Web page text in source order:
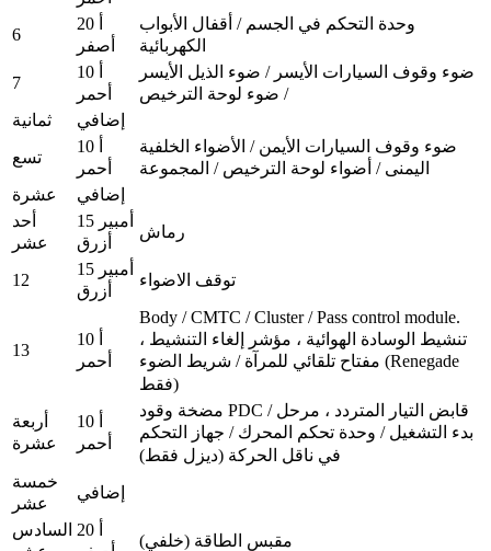
6
20 أ
أصفر
وحدة التحكم في الجسم / أقفال الأبواب
الكهربائية
7
10 أ
أحمر
ضوء وقوف السيارات الأيسر / ضوء الذيل الأيسر
/ ضوء لوحة الترخيص
ثمانية
إضافي
تسع
10 أ
أحمر
ضوء وقوف السيارات الأيمن / الأضواء الخلفية
اليمنى / أضواء لوحة الترخيص / المجموعة
عشرة
إضافي
أحد
عشر
15 أمبير
أزرق
رماش
12
15 أمبير
أزرق
توقف الاضواء
13
10 أ
أحمر
Body / CMTC / Cluster / Pass control module.
تنشيط الوسادة الهوائية ، مؤشر إلغاء التنشيط ،
مفتاح تلقائي للمرآة / شريط الضوء (Renegade
فقط)
أربعة
عشرة
10 أ
أحمر
مضخة وقود PDC / قابض التيار المتردد ، مرحل
بدء التشغيل / وحدة تحكم المحرك / جهاز التحكم
في ناقل الحركة (ديزل فقط)
خمسة
عشر
إضافي
السادس 20 أ
مقبس الطاقة (خلفي)